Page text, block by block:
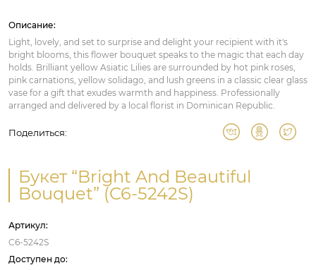
Описание:
Light, lovely, and set to surprise and delight your recipient with it's
bright blooms, this flower bouquet speaks to the magic that each day
holds. Brilliant yellow Asiatic Lilies are surrounded by hot pink roses,
pink carnations, yellow solidago, and lush greens in a classic clear glass
vase for a gift that exudes warmth and happiness. Professionally
arranged and delivered by a local florist in Dominican Republic.
Поделиться:
Букет “Bright And Beautiful
Bouquet” (C6-5242S)
Артикул:
C6-5242S
Доступен до: